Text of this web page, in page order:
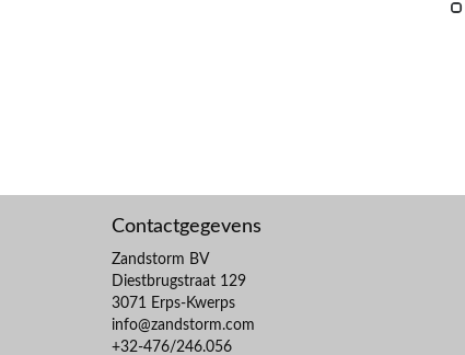
Contactgegevens
Zandstorm BV
Diestbrugstraat 129
3071 Erps-Kwerps
info@zandstorm.com
+32-476/246.056